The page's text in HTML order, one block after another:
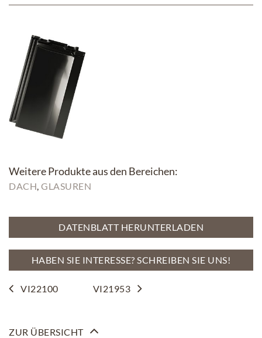
Weitere Produkte aus den Bereichen:
DACH, GLASUREN
DATENBLATT HERUNTERLADEN
HABEN SIE INTERESSE? SCHREIBEN SIE UNS!
VI22100 VI21953
ZUR ÜBERSICHT